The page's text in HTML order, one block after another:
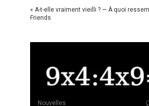
« A-t-elle vraiment vieilli ? — À quoi
Friends
Nouvelles